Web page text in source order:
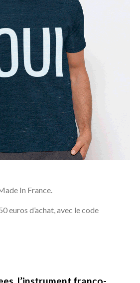
In France.
euros d’achat, avec le code